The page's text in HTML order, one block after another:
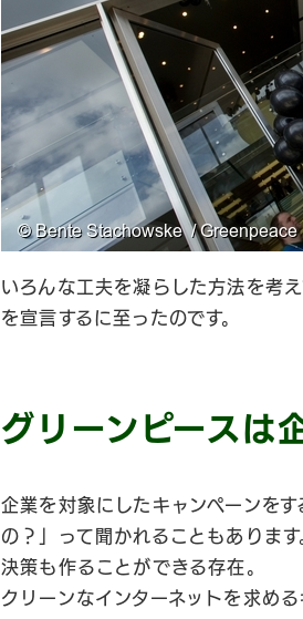
いろんな工夫を凝らした方法を考
を宣言するに至ったのです。
グリーンピースは
企業を対象にしたキャンペーンを
の？」って聞かれることもありま
決策も作ることができる存在。
クリーンなインターネットを求め